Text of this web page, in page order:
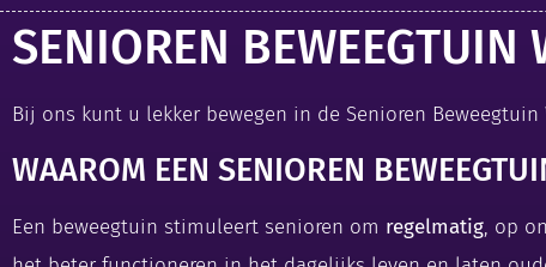
SENIOREN BEWEEGTUIN
Bij ons kunt u lekker bewegen in de Senioren
WAAROM EEN SENIOREN
Een beweegtuin stimuleert senioren om regelmatig, op